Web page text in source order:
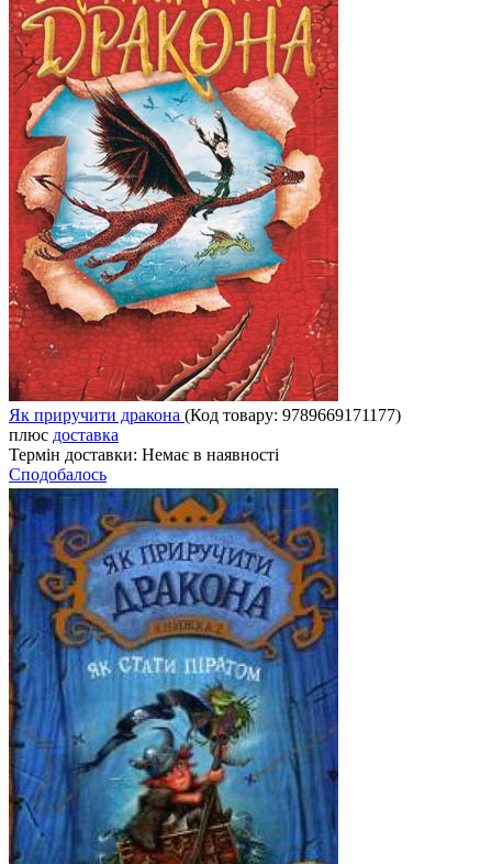
Як приручити дракона (Код товару: 9789669171177)
плюс доставка
Термін доставки: Немає в наявності
Сподобалось